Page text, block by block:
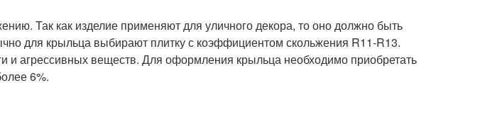
Так как изделие применяют для уличного декора, то оно должно быть
для крыльца выбирают плитку с коэффициентом скольжения R11-R13.
и агрессивных веществ. Для оформления крыльца необходимо приобретать
6%.